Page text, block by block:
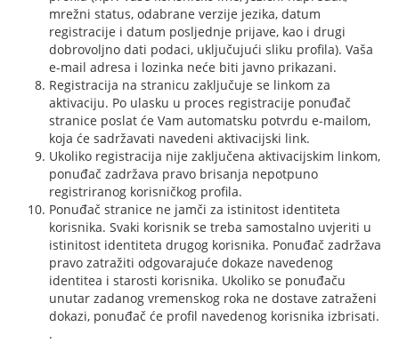
mrežni status, odabrane verzije jezika, datum
registracije i datum posljednje prijave, kao i drugi
dobrovoljno dati podaci, uključujući sliku profila). Vaša
e-mail adresa i lozinka neće biti javno prikazani.
Registracija na stranicu zaključuje se linkom za
aktivaciju. Po ulasku u proces registracije ponuđač
stranice poslat će Vam automatsku potvrdu e-mailom,
koja će sadržavati navedeni aktivacijski link.
Ukoliko registracija nije zaključena aktivacijskim linkom,
ponuđač zadržava pravo brisanja nepotpuno
registriranog korisničkog profila.
Ponuđač stranice ne jamči za istinitost identiteta
korisnika. Svaki korisnik se treba samostalno uvjeriti u
istinitost identiteta drugog korisnika. Ponuđač zadržava
pravo zatražiti odgovarajuće dokaze navedenog
identitea i starosti korisnika. Ukoliko se ponuđaču
unutar zadanog vremenskog roka ne dostave zatraženi
dokazi, ponuđač će profil navedenog korisnika izbrisati.
.